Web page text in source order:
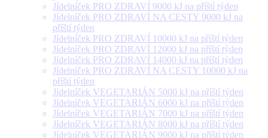
Jídelníček PRO ZDRAVÍ 9000 kJ na příští týden
Jídelníček PRO ZDRAVÍ NA CESTY 9000 kJ na
příští týden
Jídelníček PRO ZDRAVÍ 10000 kJ na příští týden
Jídelníček PRO ZDRAVÍ 12000 kJ na příští týden
Jídelníček PRO ZDRAVÍ 14000 kJ na příští týden
Jídelníček PRO ZDRAVÍ NA CESTY 10000 kJ na
příští týden
Jídelníček VEGETARIÁN 5000 kJ na příští týden
Jídelníček VEGETARIÁN 6000 kJ na příští týden
Jídelníček VEGETARIÁN 7000 kJ na příští týden
Jídelníček VEGETARIÁN 8000 kJ na příští týden
Jídelníček VEGETARIÁN 9000 kJ na příští týden